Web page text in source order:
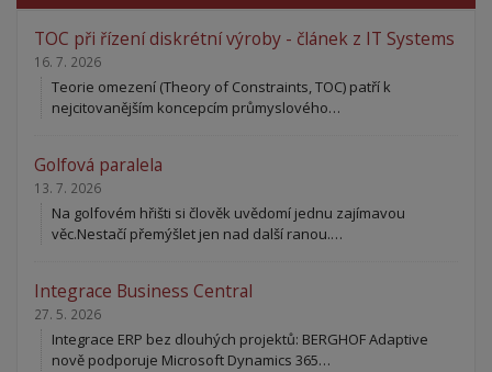
TOC při řízení diskrétní výroby - článek z IT Systems
16. 7. 2026
Teorie omezení (Theory of Constraints, TOC) patří k
nejcitovanějším koncepcím průmyslového…
Golfová paralela
13. 7. 2026
Na golfovém hřišti si člověk uvědomí jednu zajímavou
věc.Nestačí přemýšlet jen nad další ranou.…
Integrace Business Central
27. 5. 2026
Integrace ERP bez dlouhých projektů: BERGHOF Adaptive
nově podporuje Microsoft Dynamics 365…